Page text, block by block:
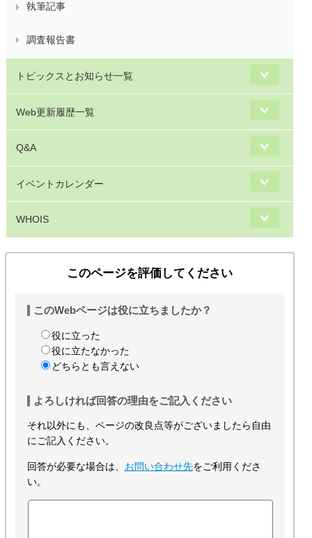
執筆記事
調査報告書
トピックスとお知らせ一覧
Web更新履歴一覧
Q&A
イベントカレンダー
WHOIS
このページを評価してください
このWebページは役に立ちましたか？
役に立った
役に立たなかった
どちらとも言えない
よろしければ回答の理由をご記入ください
それ以外にも、ページの改良点等がございましたら自由
にご記入ください。
回答が必要な場合は、 お問い合わせ先をご利用くださ
い。